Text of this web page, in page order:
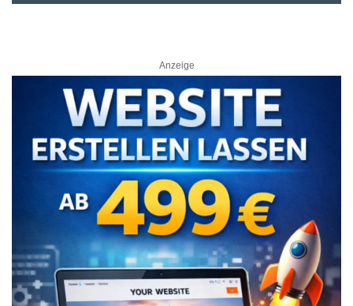
Anzeige